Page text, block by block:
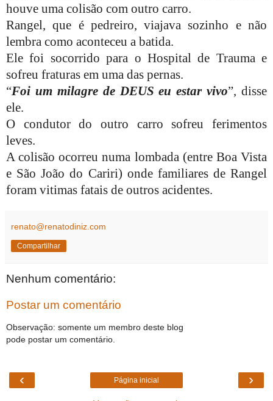
houve uma colisão com outro carro.
Rangel, que é pedreiro, viajava sozinho e não
lembra como aconteceu a batida.
Ele foi socorrido para o Hospital de Trauma e
sofreu fraturas em uma das pernas.
“Foi um milagre de DEUS eu estar vivo”, disse
ele.
O condutor do outro carro sofreu ferimentos
leves.
A colisão ocorreu numa lombada (entre Boa Vista
e São João do Cariri) onde familiares de Rangel
foram vitimas fatais de outros acidentes.
renato@renatodiniz.com
Compartilhar
Nenhum comentário:
Postar um comentário
Observação: somente um membro deste blog
pode postar um comentário.
‹ ›
Página inicial